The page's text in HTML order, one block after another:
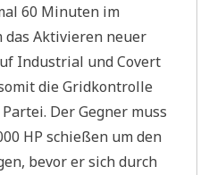
60 Minuten im
das Aktivieren neuer
Industrial und Covert
die Gridkontrolle
Der Gegner muss
HP schießen um den
bevor er sich durch